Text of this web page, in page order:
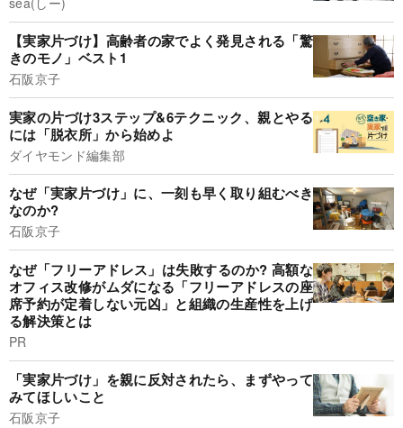
【実家片づけ】高齢者の家でよく発見される「驚
きのモノ」ベスト1
石阪京子
実家の片づけ3ステップ&6テクニック、親とやる
には「脱衣所」から始めよ
ダイヤモンド編集部
なぜ「実家片づけ」に、一刻も早く取り組むべき
なのか?
石阪京子
なぜ「フリーアドレス」は失敗するのか? 高額な
オフィス改修がムダになる「フリーアドレスの座
席予約が定着しない元凶」と組織の生産性を上げ
る解決策とは
PR
「実家片づけ」を親に反対されたら、まずやって
みてほしいこと
石阪京子